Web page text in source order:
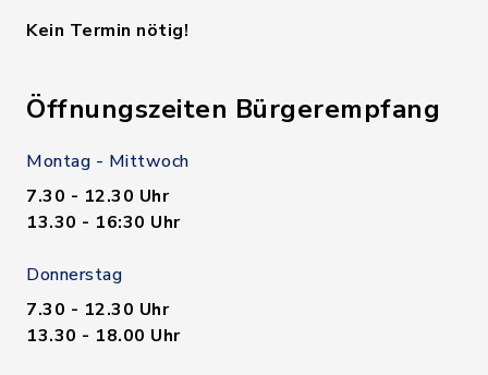
Kein Termin nötig!
Öffnungszeiten Bürgerempfang
Montag - Mittwoch
7.30 - 12.30 Uhr
13.30 - 16:30 Uhr
Donnerstag
7.30 - 12.30 Uhr
13.30 - 18.00 Uhr